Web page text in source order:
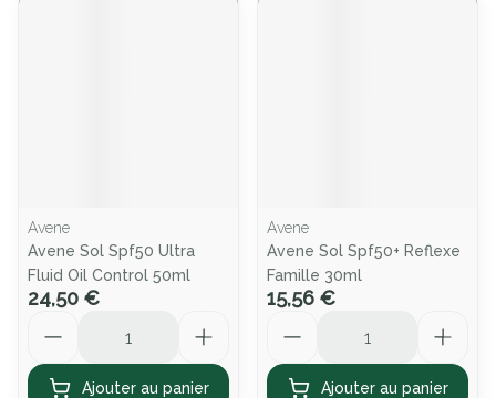
Avene
Avene Sol Spf50 Ultra
Fluid Oil Control 50ml
24,50 €
Ajouter au panier
Avene
Avene Sol Spf50+ Reflexe
Famille 30ml
15,56 €
Ajouter au panier